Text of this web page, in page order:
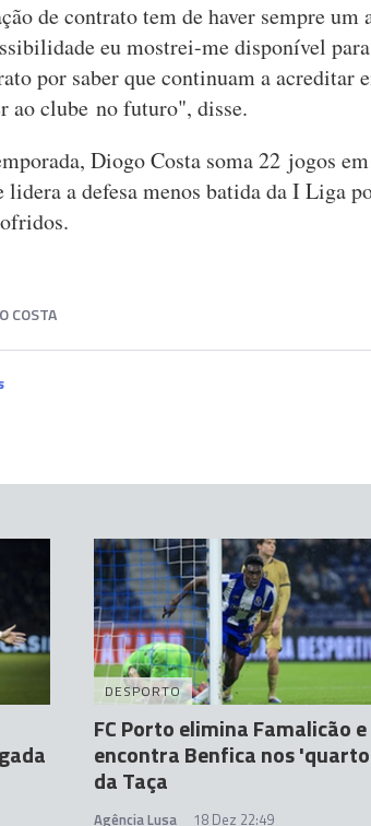
de contrato tem de haver sempre um
eu mostrei-me disponível
por saber que continuam a acreditar
ao clube no futuro", disse.
Diogo Costa soma 22 jogos
a defesa menos batida da I Liga
COSTA
DESPORTO
FC Porto elimina Famalicão e
encontra Benfica nos
da Taça
Agência Lusa 18 Dez 22:49